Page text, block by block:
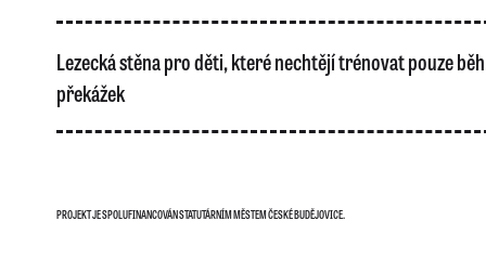
Lezecká stěna pro děti, které nechtějí trénovat pouze
překážek
PROJEKT JE SPOLUFINANCOVÁN STATUTÁRNÍM MĚSTEM ČESKÉ BUDĚJOVICE.